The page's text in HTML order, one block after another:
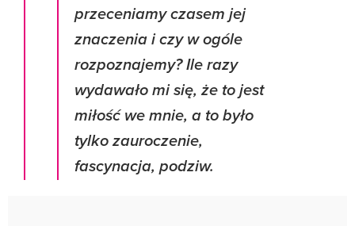
przeceniamy czasem jej
znaczenia i czy w ogóle
rozpoznajemy? Ile razy
wydawało mi się, że to jest
miłość we mnie, a to było
tylko zauroczenie,
fascynacja, podziw.